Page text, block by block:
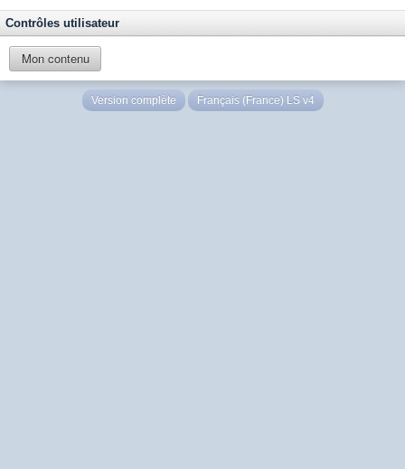
Contrôles utilisateur
Mon contenu
Version complète Français (France) LS v4